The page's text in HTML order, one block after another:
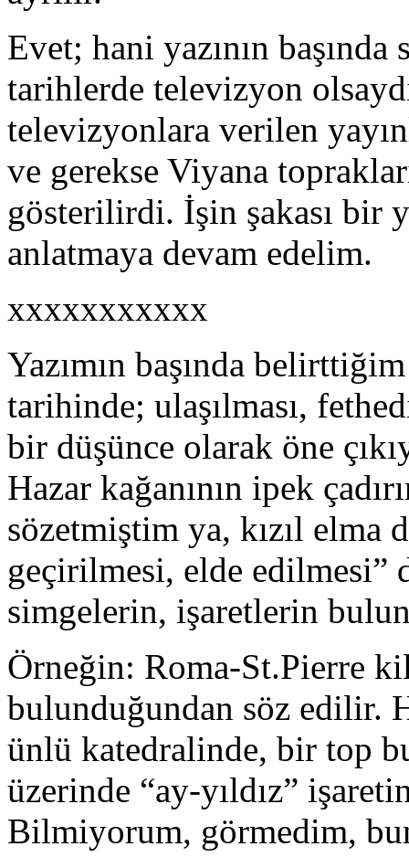
Evet; hani yazının
tarihlerde televizyon
televizyonlara verilen
ve gerekse Viyana
gösterilirdi. İşin şakası bir
anlatmaya devam edelim.
xxxxxxxxxxx
Yazımın başında
tarihinde; ulaşılması,
bir düşünce olarak öne
Hazar kağanının ipek
sözetmiştim ya, kızıl elma
geçirilmesi, elde edilmesi”
simgelerin, işaretlerin
Örneğin: Roma-St.Pierre
bulunduğundan söz edilir.
ünlü katedralinde, bir top
üzerinde “ay-yıldız”
Bilmiyorum, görmedim,